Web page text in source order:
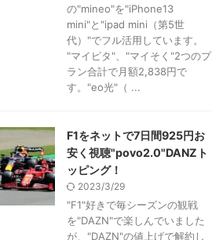
の"mineo"を"iPhone13
mini"と"ipad mini（第5世
代）"でフル活用しています。
"マイピタ"、"マイそく"2つのプ
ラン合計で月額2,838円で
す。"eo光"（ ...
F1をネットで7日間925円お
安く視聴"povo2.0"DANZト
ッピング！
2023/3/29
"F1"好きで毎シーズンの観戦
を"DAZN"で楽しんでいました
が、"DAZN"の値上げで解約し